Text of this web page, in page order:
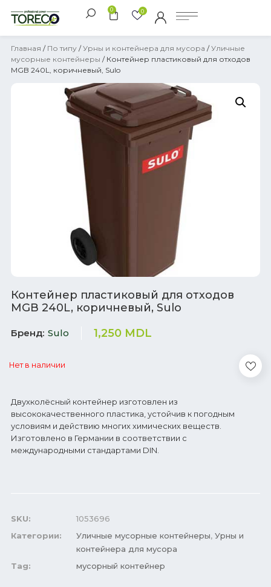
0 0
Главная / По типу /Урны и контейнера для мусора /Уличные
мусорные контейнеры / Контейнер пластиковый для отходов
MGB 240L, коричневый, Sulo
Контейнер пластиковый для отходов
MGB 240L, коричневый, Sulo
Бренд Sulo 1,250 MDL
Нет в наличии
Двухколёсный контейнер изготовлен из
высококачественного пластика, устойчив к погодным
условиям и действию многих химических веществ.
Изготовлено в Германии в соответствии с
международными стандартами DIN.
SKU:
1053696
Категории:
Уличные мусорные контейнеры, Урны и
контейнера для мусора
Tag:
мусорный контейнер